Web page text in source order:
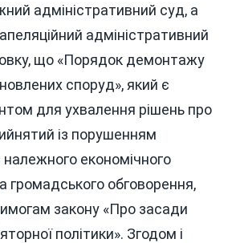
адміністративний суд, а
адміністративний
що «Порядок демонтажу
споруд», який є
для ухвалення рішень про
із порушенням
економічного
громадського обговорення,
закону «Про засади
політики». Згодом і